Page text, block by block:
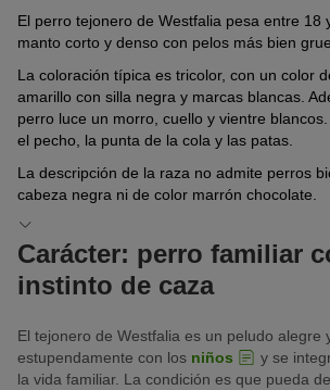
El perro tejonero de Westfalia pesa entre 18
manto corto y denso con pelos más bien
La coloración típica es tricolor, con un color
amarillo con silla negra y marcas blancas.
perro luce un morro, cuello y vientre
el pecho, la punta de la cola y las patas.
La descripción de la raza no admite perros
cabeza negra ni de color marrón chocolate.
Carácter: perro familiar
instinto de caza
El tejonero de Westfalia es un peludo alegre
estupendamente con los niños
y se
la vida familiar. La condición es que pueda